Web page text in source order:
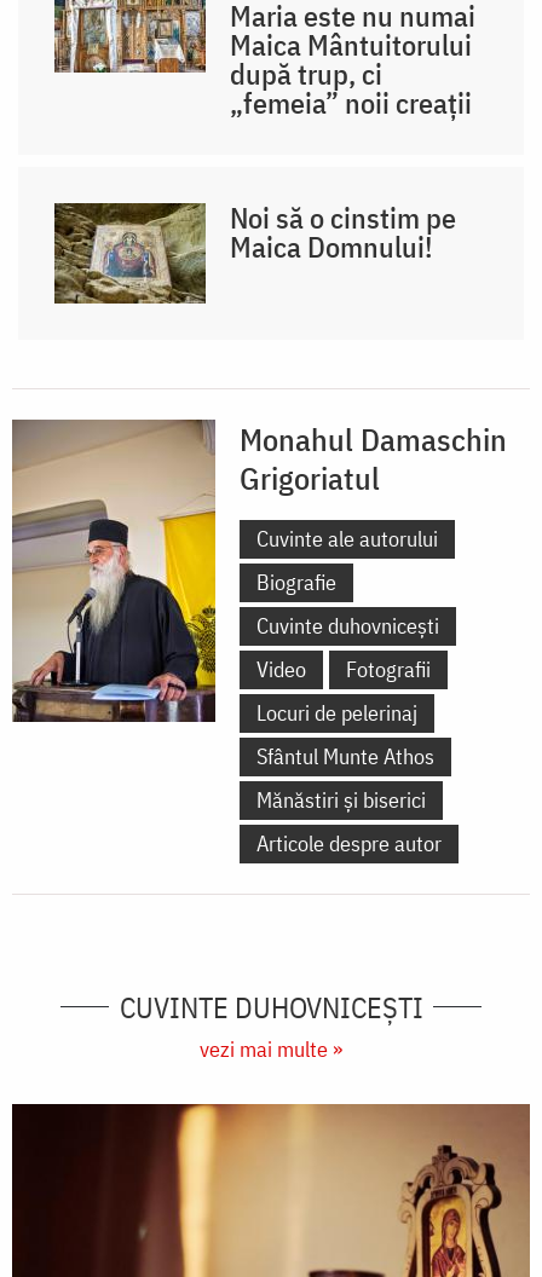
Maria este nu numai
Maica Mântuitorului
după trup, ci
„femeia” noii creații
Noi să o cinstim pe
Maica Domnului!
Monahul Damaschin
Grigoriatul
Cuvinte ale autorului
Biografie
Cuvinte duhovnicești
Video
Fotografii
Locuri de pelerinaj
Sfântul Munte Athos
Mănăstiri și biserici
Articole despre autor
CUVINTE DUHOVNICEȘTI
vezi mai multe »